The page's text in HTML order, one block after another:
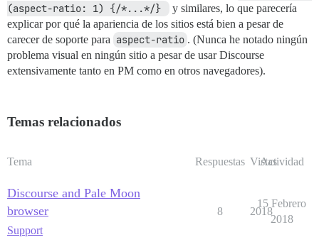
(aspect-ratio: 1) {/*...*/}
y similares, lo que parecería
explicar por qué la apariencia de los sitios está bien a pesar de
carecer de soporte para aspect-ratio . (Nunca he notado ningún
problema visual en ningún sitio a pesar de usar Discourse
extensivamente tanto en PM como en otros navegadores).
Temas relacionados
Tema Respuestas Vistas
Actividad
Discourse and Pale Moon
browser
Support
8 2018
15 Febrero
2018